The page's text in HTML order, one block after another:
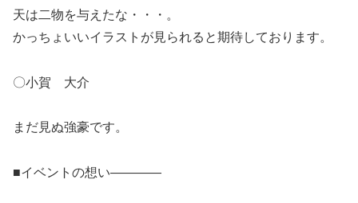
天は二物を与えたな・・・。
かっちょいいイラストが見られると期待しております。
〇小賀 大介
まだ見ぬ強豪です。
■イベントの想い————